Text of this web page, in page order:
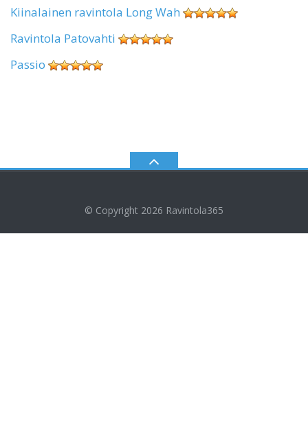
Kiinalainen ravintola Long Wah
Ravintola Patovahti
Passio
© Copyright 2026 Ravintola365